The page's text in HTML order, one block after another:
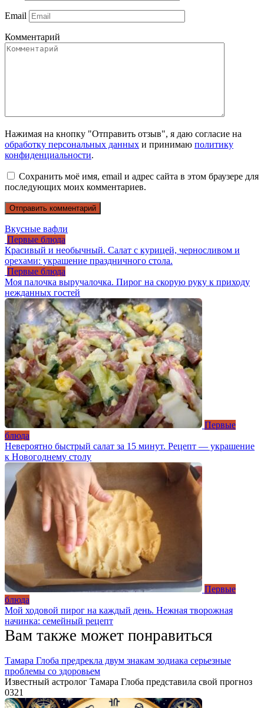
Email
Комментарий
Нажимая на кнопку "Отправить отзыв", я даю согласие на
обработку персональных данных и принимаю политику
конфиденциальности.
Сохранить моё имя, email и адрес сайта в этом браузере для
последующих моих комментариев.
Вкусные вафли
Первые блюда
Красивый и необычный. Салат с курицей, черносливом и
орехами: украшение праздничного стола.
Первые блюда
Моя палочка выручалочка. Пирог на скорую руку к приходу
нежданных гостей
Первые
блюда
Невероятно быстрый салат за 15 минут. Рецепт — украшение
к Новогоднему столу
Первые
блюда
Мой ходовой пирог на каждый день. Нежная творожная
начинка: семейный рецепт
Вам также может понравиться
Тамара Глоба предрекла двум знакам зодиака серьезные
проблемы со здоровьем
Известный астролог Тамара Глоба представила свой прогноз
0321